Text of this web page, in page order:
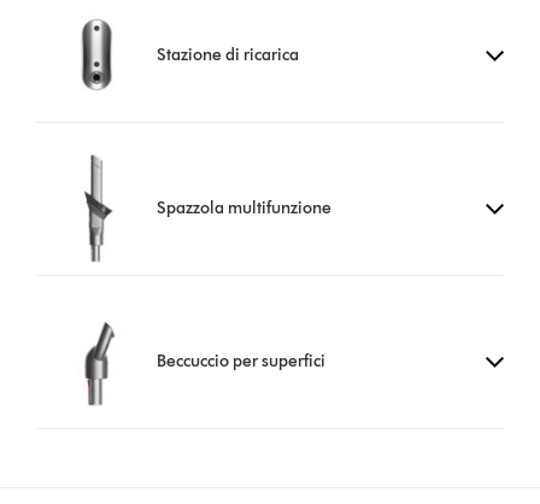
Stazione di ricarica
Spazzola multifunzione
Beccuccio per superfici